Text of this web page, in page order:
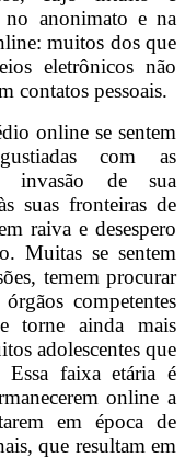
no anonimato e na
muitos dos que
eletrônicos não
contatos pessoais.
online se sentem
com as
invasão de sua
suas fronteiras de
raiva e desespero
Muitas se sentem
temem procurar
competentes
torne ainda mais
adolescentes que
Essa faixa etária é
online a
em época de
que resultam em